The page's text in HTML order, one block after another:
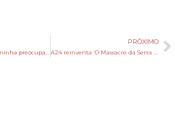
PRÓXIMO